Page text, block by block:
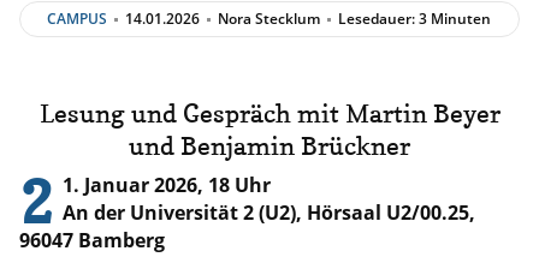
CAMPUS 14.01.2026 Nora Stecklum Lesedauer: 3 Minuten
Lesung und Gespräch mit Martin Beyer
und Benjamin Brückner
2 1. Januar 2026, 18 Uhr
An der Universität 2 (U2), Hörsaal U2/00.25,
96047 Bamberg